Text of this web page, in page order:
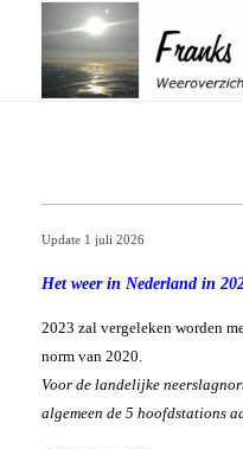
Actuele Winter
Elfstedentocht
Geschiedenis
Windchill berekenen
Herfst
November 1980, 2015 &
Zomer & Lente
Actuele Zomer
Weeroverzichten
Hittegolven
Warmtegetal
1959 bijzonder
Periode April-
Weeroverzicht jaren
’t Weer
Update 1 juli 2026
Het weer in Nederland in
2023 zal vergeleken worden
norm van 2020.
Voor de landelijke
algemeen de 5 hoofdstations